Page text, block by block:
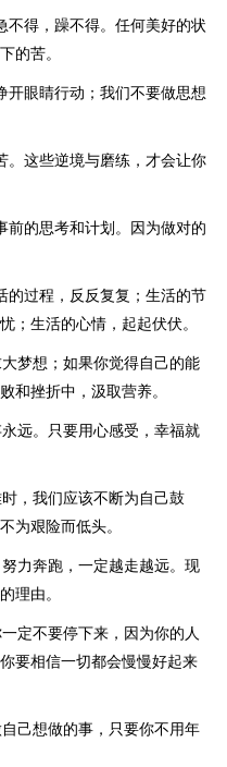
不得，躁不得。任何美好的状
的苦。
开眼睛行动；我们不要做思想
。这些逆境与磨练，才会让你
前的思考和计划。因为做对的
的过程，反反复复；生活的节
；生活的心情，起起伏伏。
梦想；如果你觉得自己的能
和挫折中，汲取营养。
远。只要用心感受，幸福就
，我们应该不断为自己鼓
为艰险而低头。
力奔跑，一定越走越远。现
理由。
定不要停下来，因为你的人
要相信一切都会慢慢好起来
己想做的事，只要你不用年